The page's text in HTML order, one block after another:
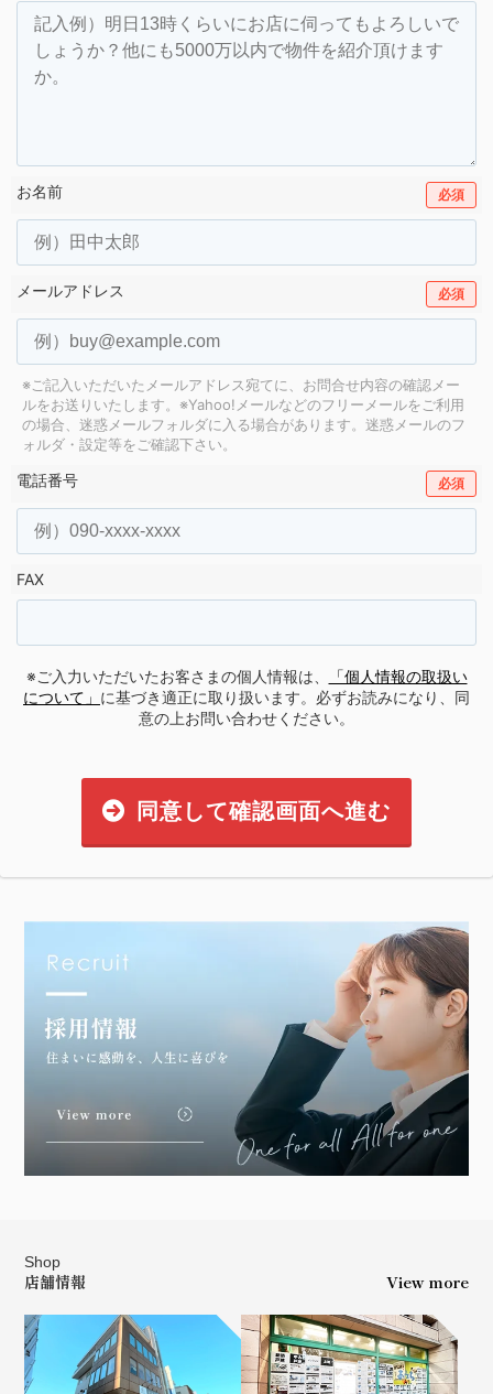
お名前 必須
メールアドレス 必須
※ご記入いただいたメールアドレス宛てに、お問合せ内容の確認メー
ルをお送りいたします。 ※Yahoo!メールなどのフリーメールをご利用
の場合、迷惑メールフォルダに入る場合があります。 迷惑メールのフ
ォルダ・設定等をご確認下さい。
電話番号 必須
FAX
※ご入力いただいたお客さまの個人情報は、
「個人情報の取扱い
について」 に基づき適正に取り扱います。必ずお読みになり、同
意の上お問い合わせください。
同意して確認画面へ進む
Shop
店舗情報 View more